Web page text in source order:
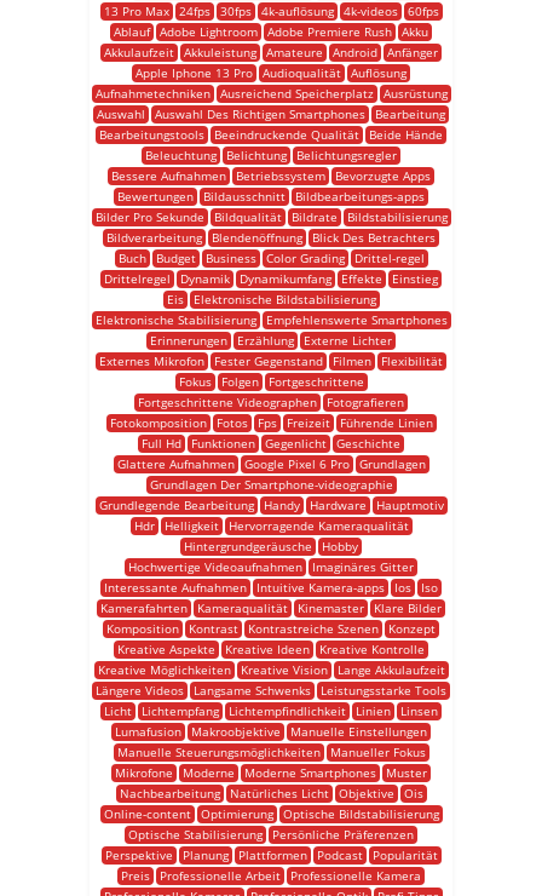
13 Pro Max
24fps 30fps 4k-auflösung 4k-videos
60fps
Ablauf Adobe Lightroom Adobe Premiere Rush Akku
Akkulaufzeit Akkuleistung Amateure Android Anfänger
Apple Iphone 13 Pro Audioqualität Auflösung
Aufnahmetechniken
Ausreichend Speicherplatz
Ausrüstung
Auswahl
Auswahl Des Richtigen Smartphones
Bearbeitung
Bearbeitungstools
Beeindruckende Qualität
Beide Hände
Beleuchtung
Belichtung
Belichtungsregler
Bessere Aufnahmen
Betriebssystem
Bevorzugte Apps
Bewertungen
Bildausschnitt
Bildbearbeitungs-apps
Bilder Pro Sekunde
Bildqualität Bildrate
Bildstabilisierung
Bildverarbeitung
Blendenöffnung
Blick Des Betrachters
Buch
Budget Business Color Grading
Drittel-regel
Drittelregel
Dynamik Dynamikumfang Effekte
Einstieg
Eis
Elektronische Bildstabilisierung
Elektronische Stabilisierung
Empfehlenswerte Smartphones
Erinnerungen
Erzählung
Externe Lichter
Externes Mikrofon
Fester Gegenstand Filmen
Flexibilität
Fokus
Folgen
Fortgeschrittene
Fortgeschrittene Videographen
Fotografieren
Fotokomposition
Fotos Fps Freizeit
Führende Linien
Full Hd
Funktionen Gegenlicht Geschichte
Glattere Aufnahmen
Google Pixel 6 Pro
Grundlagen
Grundlagen Der Smartphone-videographie
Grundlegende Bearbeitung
Handy Hardware
Hauptmotiv
Hdr
Helligkeit
Hervorragende Kameraqualität
Hintergrundgeräusche
Hobby
Hochwertige Videoaufnahmen
Imaginäres Gitter
Interessante Aufnahmen
Intuitive Kamera-apps Ios
Iso
Kamerafahrten
Kameraqualität Kinemaster
Klare Bilder
Komposition
Kontrast Kontrastreiche Szenen
Konzept
Kreative Aspekte
Kreative Ideen
Kreative Kontrolle
Kreative Möglichkeiten
Kreative Vision
Lange Akkulaufzeit
Längere Videos
Langsame Schwenks
Leistungsstarke Tools
Licht
Lichtempfang Lichtempfindlichkeit Linien
Linsen
Lumafusion
Makroobjektive
Manuelle Einstellungen
Manuelle Steuerungsmöglichkeiten
Manueller Fokus
Mikrofone
Moderne Moderne Smartphones
Muster
Nachbearbeitung
Natürliches Licht Objektive
Ois
Online-content
Optimierung
Optische Bildstabilisierung
Optische Stabilisierung
Persönliche Präferenzen
Perspektive
Planung Plattformen Podcast
Popularität
Preis
Professionelle Arbeit
Professionelle Kamera